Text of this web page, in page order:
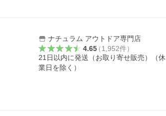
ナチュラム アウトドア専門店
4.65（1,952件）
21日以内に発送（お取り寄せ販売）（休
業日を除く）